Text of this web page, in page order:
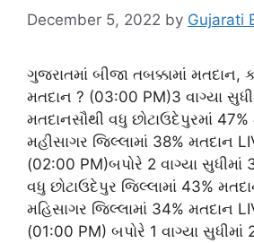
December 5, 2022 by Gujarati
ગુજરાતમાં બીજા તબક્કામાં
મતદાન ? (03:00 PM)3 વાગ્યા
મતદાનસૌથી વધુ છોટાઉદેપુરમાં
મહીસાગર જિલ્લામાં 38% મતદાન
(02:00 PM)બપોરે 2 વાગ્યા સુધીમાં
વધુ છોટાઉદેપુર જિલ્લામાં 43%
મહિસાગર જિલ્લામાં 34% મતદાન
(01:00 PM) બપોરે 1 વાગ્યા